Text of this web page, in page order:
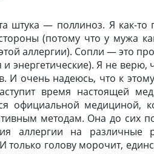
штука — поллиноз. Я как-то
(потому что у мужа
аллергии). Сопли — это
энергетические). Я не верю,
И очень надеюсь, что к
время настоящей
официальной медициной,
методам. Она до сих
аллергии на различные
только голову морочит,